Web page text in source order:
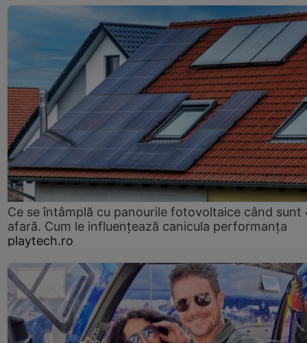
Ce se întâmplă cu panourile fotovoltaice când sunt
afară. Cum le influențează canicula performanța
playtech.ro